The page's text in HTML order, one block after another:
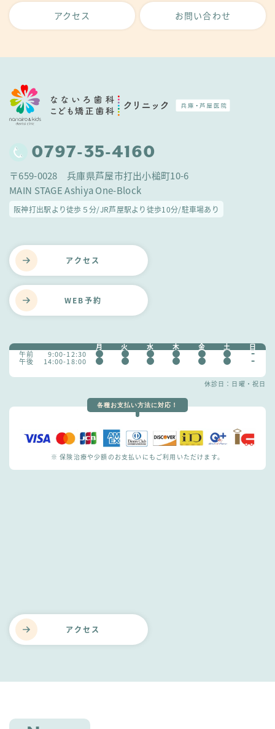
アクセス お問い合わせ
0797-35-4160
〒659-0028 兵庫県芦屋市打出小槌町10-6
MAIN STAGE Ashiya One-Block
阪神打出駅より徒歩５分/JR芦屋駅より徒歩10分/駐車場あり
アクセス
WEB予約
月 火 水 木 金 土 日
午前 9:00-12:30
午後 14:00-18:00
休診日：日曜・祝日
各種お支払い方法に対応！
※ 保険治療や少額のお支払いにもご利用いただけます。
アクセス